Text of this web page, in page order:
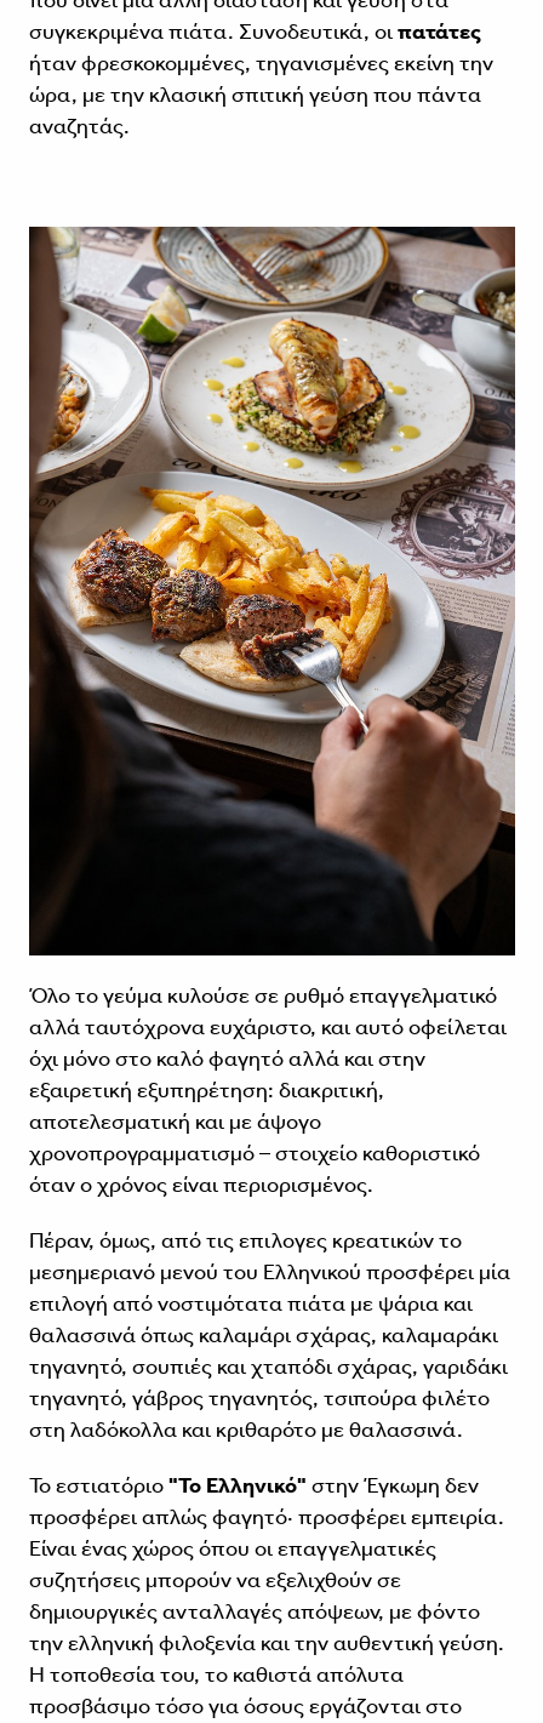
συγκεκριμένα πιάτα. Συνοδευτικά, οιπατάτες
ήταν φρεσκοκομμένες, τηγανισμένες εκείνη την
ώρα, με την κλασική σπιτική γεύση που πάντα
αναζητάς.
Όλο το γεύμα κυλούσε σε ρυθμό επαγγελματικό
αλλά ταυτόχρονα ευχάριστο, και αυτό οφείλεται
όχι μόνο στο καλό φαγητό αλλά και στην
εξαιρετική εξυπηρέτηση: διακριτική,
αποτελεσματική και με άψογο
χρονοπρογραμματισμό – στοιχείο καθοριστικό
όταν ο χρόνος είναι περιορισμένος.
Πέραν, όμως, από τις επιλογες κρεατικών το
μεσημεριανό μενού του Ελληνικού προσφέρει μία
επιλογή από νοστιμότατα πιάτα με ψάρια και
θαλασσινά όπως καλαμάρι σχάρας, καλαμαράκι
τηγανητό, σουπιές και χταπόδι σχάρας, γαριδάκι
τηγανητό, γάβρος τηγανητός, τσιπούρα φιλέτο
στη λαδόκολλα και κριθαρότο με θαλασσινά.
Το εστιατόριο"Το Ελληνικό" στην Έγκωμη δεν
προσφέρει απλώς φαγητό· προσφέρει εμπειρία.
Είναι ένας χώρος όπου οι επαγγελματικές
συζητήσεις μπορούν να εξελιχθούν σε
δημιουργικές ανταλλαγές απόψεων, με φόντο
την ελληνική φιλοξενία και την αυθεντική γεύση.
Η τοποθεσία του, το καθιστά απόλυτα
προσβάσιμο τόσο για όσους εργάζονται στο